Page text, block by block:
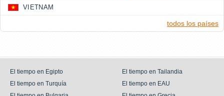
VIETNAM
todos los países
El tiempo en Egipto
El tiempo en Tailandia
El tiempo en Turquía
El tiempo en EAU